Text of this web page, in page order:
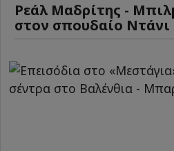
Ρεάλ Μαδρίτης -
στον σπουδαίο